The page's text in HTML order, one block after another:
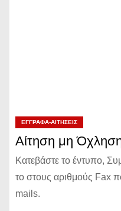
ΈΓΓΡΑΦΑ-ΑΙΤΉΣΕΙΣ
Αίτηση μη
Κατεβάστε το έντυπο,
το στους αριθμούς Fax
mails.